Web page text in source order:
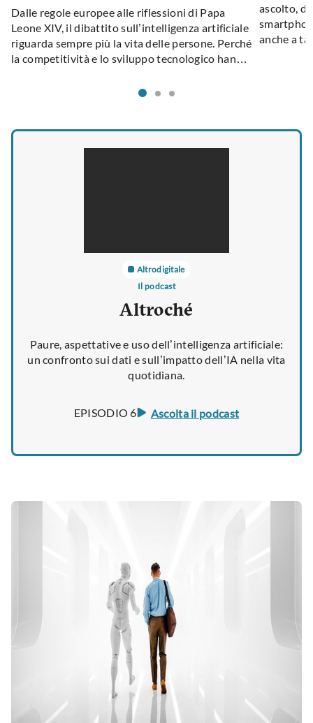
Dalle regole europee alle riflessioni di Papa
Leone XIV, il dibattito sull’intelligenza artificiale
riguarda sempre più la vita delle persone. Perché
la competitività e lo sviluppo tecnologico hanno
ascolto,
anche a
Altrodigitale
Il podcast
Altroché
Paure, aspettative e uso dell’intelligenza artificiale:
un confronto sui dati e sull’impatto dell’IA nella vita
quotidiana.
EPISODIO 6 Ascolta il podcast